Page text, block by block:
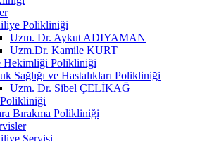
Polikliniği
Uzm. Dr. Aykut ADIYAMAN
Uzm.Dr. Kamile KURT
Hekimliği Polikliniği
Sağlığı ve Hastalıkları Polikliniği
Uzm. Dr. Sibel ÇELİKAĞ
Bırakma Polikliniği
Servisi